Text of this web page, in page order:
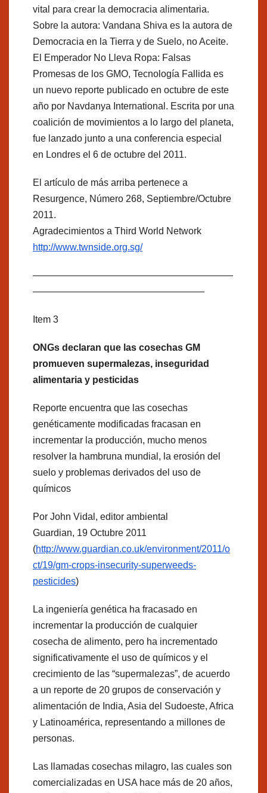
vital para crear la democracia alimentaria.
Sobre la autora: Vandana Shiva es la autora de
Democracia en la Tierra y de Suelo, no Aceite.
El Emperador No Lleva Ropa: Falsas
Promesas de los GMO, Tecnología Fallida es
un nuevo reporte publicado en octubre de este
año por Navdanya International. Escrita por una
coalición de movimientos a lo largo del planeta,
fue lanzado junto a una conferencia especial
en Londres el 6 de octubre del 2011.
El artículo de más arriba pertenece a
Resurgence, Número 268, Septiembre/Octubre
2011.
Agradecimientos a Third World Network
http://www.twnside.org.sg/
—————————————————————
——————————————————
Item 3
ONGs declaran que las cosechas GM
promueven supermalezas, inseguridad
alimentaria y pesticidas
Reporte encuentra que las cosechas
genéticamente modificadas fracasan en
incrementar la producción, mucho menos
resolver la hambruna mundial, la erosión del
suelo y problemas derivados del uso de
químicos
Por John Vidal, editor ambiental
Guardian, 19 Octubre 2011
(http://www.guardian.co.uk/environment/2011/o
ct/19/gm-crops-insecurity-superweeds-
pesticides)
La ingeniería genética ha fracasado en
incrementar la producción de cualquier
cosecha de alimento, pero ha incrementado
significativamente el uso de químicos y el
crecimiento de las “supermalezas”, de acuerdo
a un reporte de 20 grupos de conservación y
alimentación de India, Asia del Sudoeste, Africa
y Latinoamérica, representando a millones de
personas.
Las llamadas cosechas milagro, las cuales son
comercializadas en USA hace más de 20 años,